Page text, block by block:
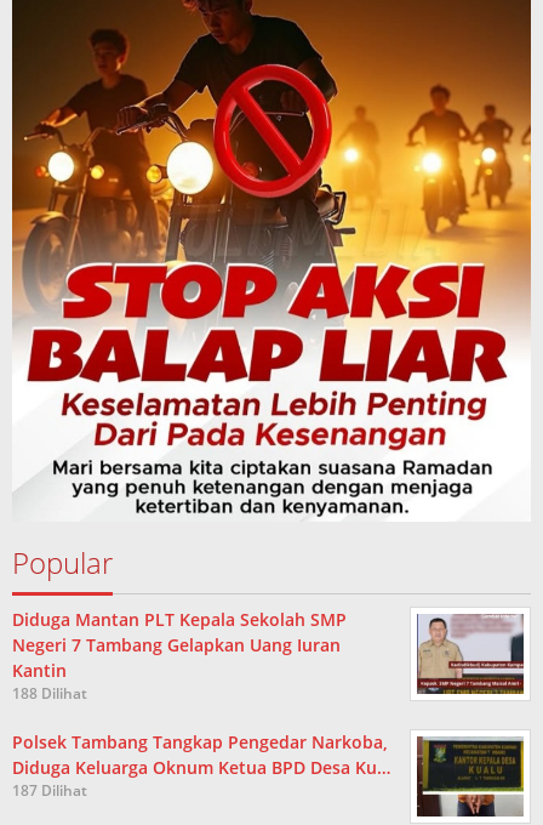
Popular
Diduga Mantan PLT Kepala Sekolah SMP
Negeri 7 Tambang Gelapkan Uang Iuran
Kantin
188 Dilihat
Polsek Tambang Tangkap Pengedar Narkoba,
Diduga Keluarga Oknum Ketua BPD Desa Ku…
187 Dilihat